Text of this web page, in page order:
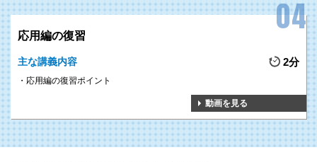
応用編の復習
主な講義内容 2分
応用編の復習ポイント
動画を見る